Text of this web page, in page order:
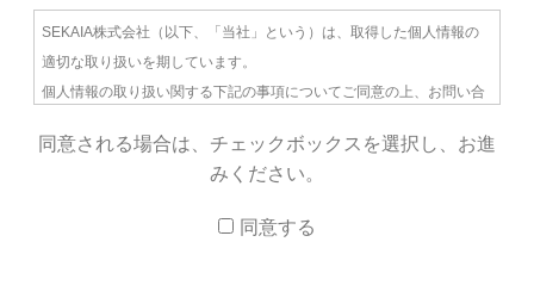
SEKAIA株式会社（以下、「当社」という）は、取得した個人情報の
適切な取り扱いを期しています。
個人情報の取り扱い関する下記の事項についてご同意の上、お問い合
１）個人情報を利用する目的
(2) 留学情報に関わるダイレクトメールやメールマガジンの送付
同意される場合は、チェックボックスを選択し、お進
みください。
同意する